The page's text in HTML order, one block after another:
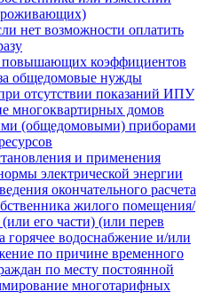
нет возможности оплатить
коэффициентов
общедомовые нужды
отсутствии показаний ИПУ
многоквартирных домов
(общедомовыми) приборами
и применения
электрической энергии
окончательного расчета
жилого помещения/
его части) (или перев
горячее водоснабжение и/или
по причине временного
по месту постоянной
многотарифных